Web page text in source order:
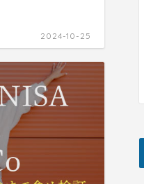
2024-10-25